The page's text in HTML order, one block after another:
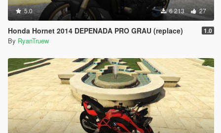
5.0 6 213 27
Honda Hornet 2014 DEPENADA PRO GRAU (replace) 1.0
By RyanTruew